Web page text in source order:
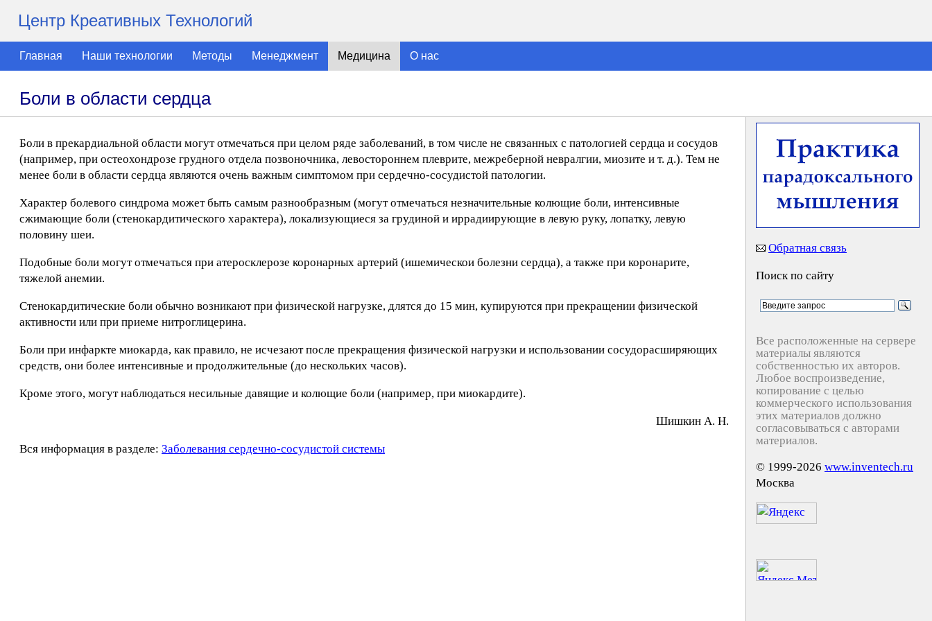
Центр Креативных Технологий
Главная Наши технологии Методы Менеджмент Медицина О нас
Боли в области сердца
Боли в прекардиальной области могут отмечаться при целом ряде заболеваний, в том числе не связанных с патологией сердца и сосудов
(например, при остеохондрозе грудного отдела позвоночника, левостороннем плеврите, межреберной невралгии, миозите и т. д.). Тем не
менее боли в области сердца являются очень важным симптомом при сердечно-сосудистой патологии.
Характер болевого синдрома может быть самым разнообразным (могут отмечаться незначительные колющие боли, интенсивные
сжимающие боли (стенокардитического характера), локализующиеся за грудиной и иррадиирующие в левую руку, лопатку, левую
половину шеи.
Подобные боли могут отмечаться при атеросклерозе коронарных артерий (ишемическои болезни сердца), а также при коронарите,
тяжелой анемии.
Стенокардитические боли обычно возникают при физической нагрузке, длятся до 15 мин, купируются при прекращении физической
активности или при приеме нитроглицерина.
Боли при инфаркте миокарда, как правило, не исчезают после прекращения физической нагрузки и использовании сосудорасширяющих
средств, они более интенсивные и продолжительные (до нескольких часов).
Кроме этого, могут наблюдаться несильные давящие и колющие боли (например, при миокардите).
Шишкин А. Н.
Вся информация в разделе: Заболевания сердечно-сосудистой системы
Обратная связь
Поиск по сайту
Все расположенные на сервере
материалы являются
собственностью их авторов.
Любое воспроизведение,
копирование с целью
коммерческого использования
этих материалов должно
согласовываться с авторами
материалов.
© 1999-2026 www.inventech.ru
Москва